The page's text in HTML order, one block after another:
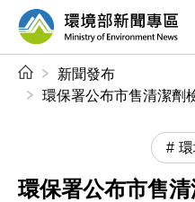
前往中央內容區塊
環境部新聞
新聞發布
環保署公布市售清潔劑
環保署公布市售